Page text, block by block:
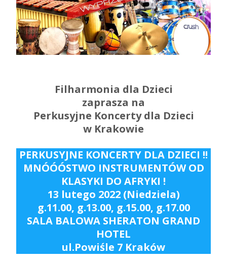
Filharmonia dla Dzieci
zaprasza na
Perkusyjne Koncerty dla Dzieci
w Krakowie
PERKUSYJNE KONCERTY DLA DZIECI !!
MNÓÓÓSTWO INSTRUMENTÓW OD
KLASYKI DO AFRYKI !
13 lutego 2022 (Niedziela)
g.11.00, g.13.00, g.15.00, g.17.00
SALA BALOWA SHERATON GRAND
HOTEL
ul.Powiśle 7 Kraków